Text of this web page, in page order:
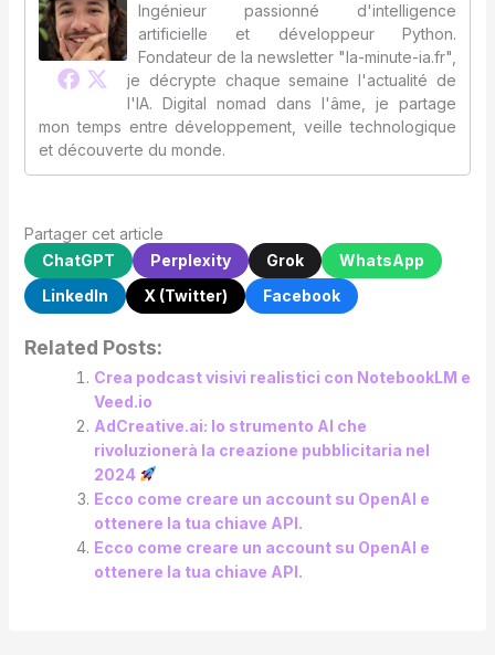
Ingénieur passionné d'intelligence
artificielle et développeur Python.
Fondateur de la newsletter "la-minute-ia.fr",
je décrypte chaque semaine l'actualité de
l'IA. Digital nomad dans l'âme, je partage
mon temps entre développement, veille technologique
et découverte du monde.
Partager cet article
ChatGPT
Perplexity Grok
WhatsApp
LinkedIn
X (Twitter) Facebook
Related Posts:
Crea podcast visivi realistici con NotebookLM e
Veed.io
AdCreative.ai: lo strumento AI che
rivoluzionerà la creazione pubblicitaria nel
2024
Ecco come creare un account su OpenAI e
ottenere la tua chiave API.
Ecco come creare un account su OpenAI e
ottenere la tua chiave API.